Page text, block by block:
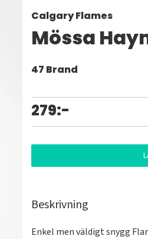
Calgary Flames
Mössa
47 Brand
279:-
Beskrivning
Enkel men väldigt snygg